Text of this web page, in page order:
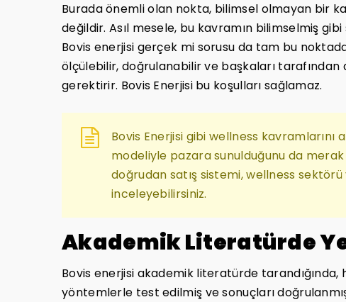
Burada önemli olan nokta, bilimsel olmayan bir
değildir. Asıl mesele, bu kavramın bilimselmiş
Bovis enerjisi gerçek mi sorusu da tam bu
ölçülebilir, doğrulanabilir ve başkaları
gerektirir. Bovis Enerjisi bu koşulları sağlamaz.
Bovis Enerjisi gibi wellness kavramlarını
modeliyle pazara sunulduğunu da
doğrudan satış sistemi, wellness sektörü
inceleyebilirsiniz.
Akademik Literatürde
Bovis enerjisi akademik literatürde
yöntemlerle test edilmiş ve sonuçları